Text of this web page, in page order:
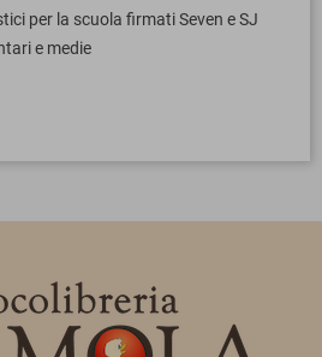
per la scuola firmati Seven e SJ
e medie